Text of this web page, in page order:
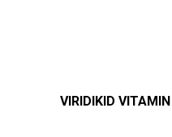
VIRIDIKID